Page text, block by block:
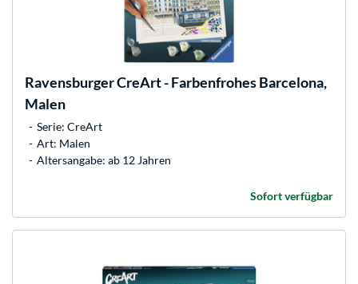
RavensburgerCreArt - Farbenfrohes Barcelona,
Malen
Serie: CreArt
Art: Malen
Altersangabe: ab 12 Jahren
Sofort verfügbar